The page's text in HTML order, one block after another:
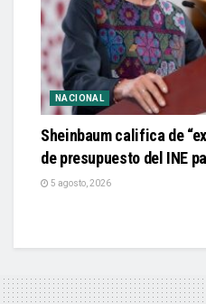
NACIONAL
Sheinbaum califica de
de presupuesto del INE
5 agosto, 2026